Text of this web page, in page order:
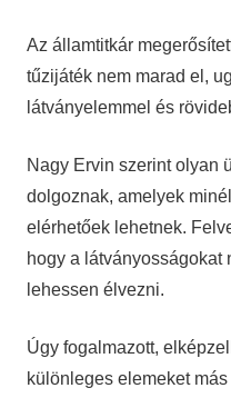
Az államtitkár
tűzijáték nem marad el,
látványelemmel és
Nagy Ervin szerint olyan
dolgoznak, amelyek
elérhetőek lehetnek.
hogy a látványosságokat
lehessen élvezni.
Úgy fogalmazott,
különleges elemeket